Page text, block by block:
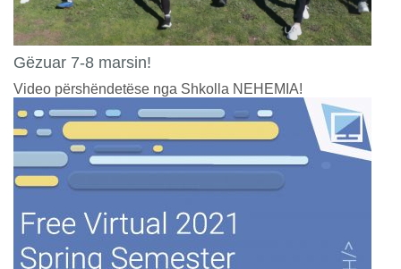
Gëzuar 7-8 marsin!
Video përshëndetëse nga Shkolla NEHEMIA!